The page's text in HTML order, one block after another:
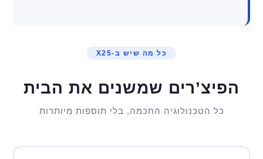
כל מה שיש ב-X25
הפיצ’רים שמשנים את הבית
כל הטכנולוגיה החכמה, בלי תוספות מיותרות